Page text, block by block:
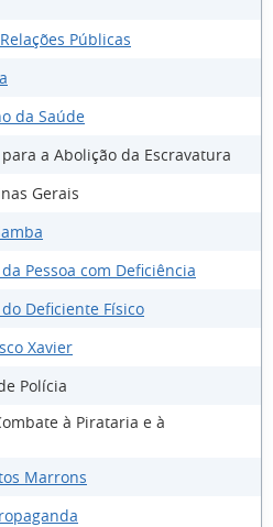
Públicas
da Saúde
a Abolição da Escravatura
Gerais
Pessoa com Deficiência
Deficiente Físico
Xavier
Polícia
à Pirataria e à
Marrons